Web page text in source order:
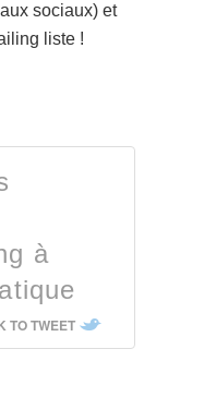
sociaux) et
liste !
à
TO TWEET